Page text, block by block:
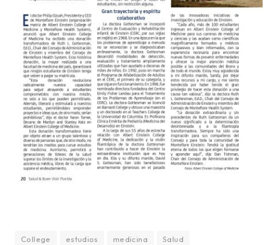
College estudios medicina
Salud